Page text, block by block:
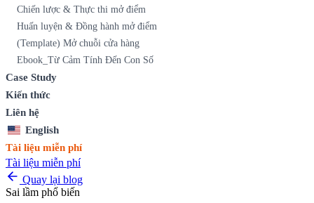
Chiến lược & Thực thi mở điểm
Huấn luyện & Đồng hành mở điểm
(Template) Mở chuỗi cửa hàng
Ebook_Từ Cảm Tính Đến Con Số
Case Study
Kiến thức
Liên hệ
English
Tài liệu miễn phí
Tài liệu miễn phí
Quay lại blog
Sai lầm phổ biến